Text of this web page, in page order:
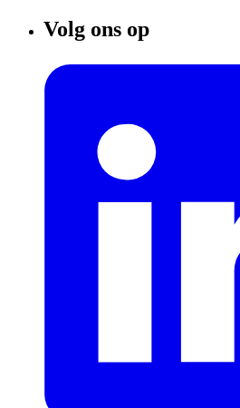
Volg ons op